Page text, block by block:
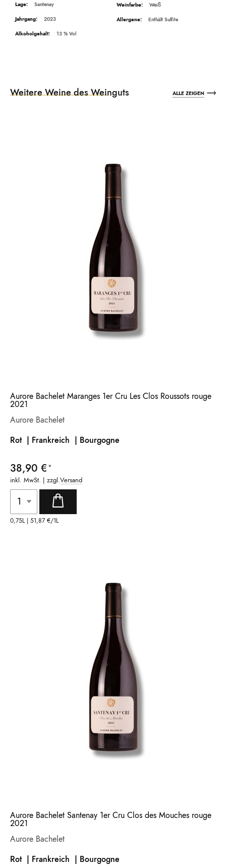
Santenay
2023
13
Weiß
Enthält Sulfite
Weitere Weine des Weinguts ALLE ZEIGEN
Aurore Bachelet Maranges 1er Cru Les Clos Roussots rouge
2021
Aurore Bachelet
Rot | Frankreich | Bourgogne
38,90 €
inkl. MwSt. | zzgl.Versand
0,75L | 51,87 €/1L
Aurore Bachelet Santenay 1er Cru Clos des Mouches rouge
2021
Aurore Bachelet
Rot | Frankreich | Bourgogne